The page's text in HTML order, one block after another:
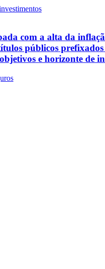
com a alta da
públicos
e horizonte de